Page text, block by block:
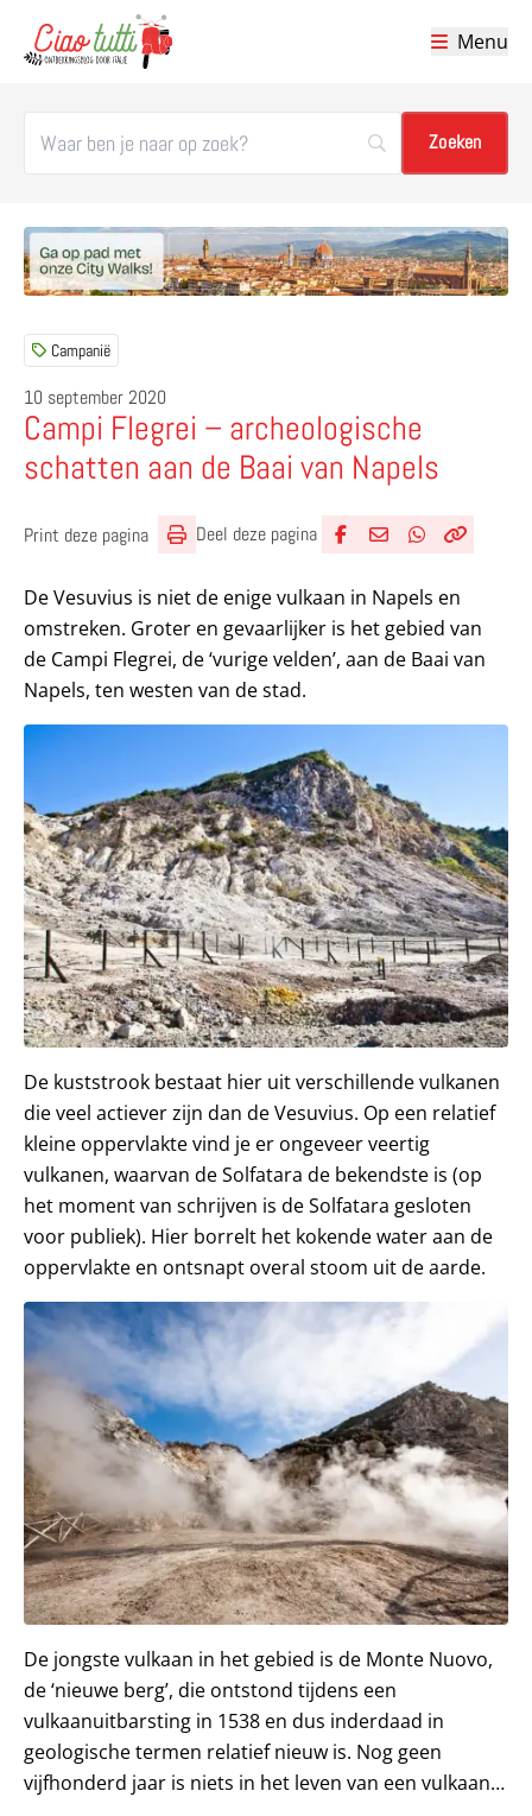
Menu
Campanië
10 september 2020
Campi Flegrei – archeologische
schatten aan de Baai van Napels
Print deze pagina Deel deze pagina
De Vesuvius is niet de enige vulkaan in Napels en
omstreken. Groter en gevaarlijker is het gebied van
de Campi Flegrei, de ‘vurige velden’, aan de Baai van
Napels, ten westen van de stad.
De kuststrook bestaat hier uit verschillende vulkanen
die veel actiever zijn dan de Vesuvius. Op een relatief
kleine oppervlakte vind je er ongeveer veertig
vulkanen, waarvan de Solfatara de bekendste is (op
het moment van schrijven is de Solfatara gesloten
voor publiek). Hier borrelt het kokende water aan de
oppervlakte en ontsnapt overal stoom uit de aarde.
De jongste vulkaan in het gebied is de Monte Nuovo,
de ‘nieuwe berg’, die ontstond tijdens een
vulkaanuitbarsting in 1538 en dus inderdaad in
geologische termen relatief nieuw is. Nog geen
vijfhonderd jaar is niets in het leven van een vulkaan…